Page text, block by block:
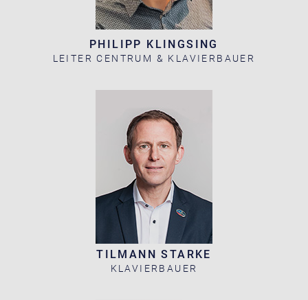
PHILIPP KLINGSING
LEITER CENTRUM & KLAVIERBAUER
TILMANN STARKE
KLAVIERBAUER